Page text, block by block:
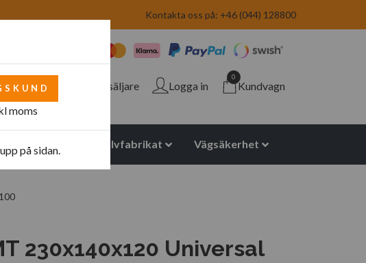
Kontakta oss på: +46 (044) 128800
Återförsäljare Logga in
0
Kundvagn
Polyuretan halvfabrikat Vägsäkerhet
230x140x120 Universal
moms
på sidan.